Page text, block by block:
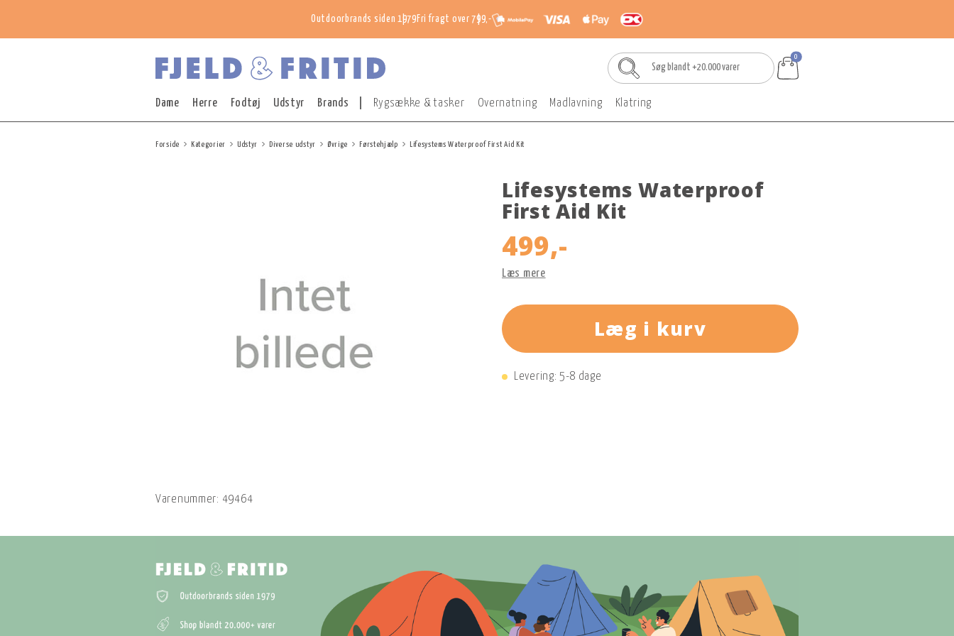
Outdoorbrands siden 1979 Fri fragt over 799,-
0
Dame Herre Fodtøj Udstyr Brands Rygsække & tasker Overnatning Madlavning Klatring
Forside Kategorier Udstyr Diverse udstyr Øvrige Førstehjælp Lifesystems Waterproof First Aid Kit
Varenummer: 49464
Lifesystems Waterproof
First Aid Kit
499,-
Læs mere
Læg i kurv
Levering: 5-8 dage